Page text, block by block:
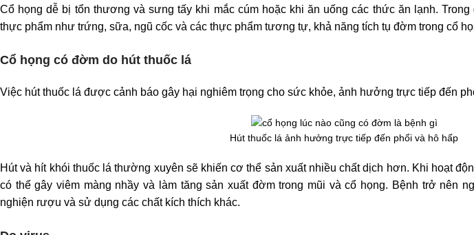
Cổ họng dễ bị tổn thương và sưng tấy khi mắc cúm hoặc khi ăn uống các thức ăn lạnh.
thực phẩm như trứng, sữa, ngũ cốc và các thực phẩm tương tự, khả năng tích tụ đờm trong cổ
Cổ họng có đờm do hút thuốc lá
Việc hút thuốc lá được cảnh báo gây hại nghiêm trọng cho sức khỏe, ảnh hưởng trực tiếp đến
Hút thuốc lá ảnh hưởng trực tiếp đến phổi và hô hấp
Hút và hít khói thuốc lá thường xuyên sẽ khiến cơ thể sản xuất nhiều chất dịch hơn. Khi hoạt
có thể gây viêm màng nhầy và làm tăng sản xuất đờm trong mũi và cổ họng. Bệnh trở nên
nghiện rượu và sử dụng các chất kích thích khác.